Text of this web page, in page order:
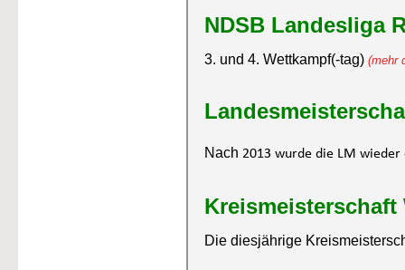
NDSB Landesliga
3. und 4. Wettkampf(-tag) (mehr
Nach 2013 wurde die LM
Kreismeisterschaft
Die diesjährige